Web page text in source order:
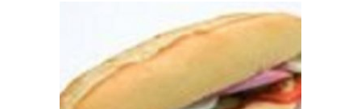
SELECTEER OPTIES